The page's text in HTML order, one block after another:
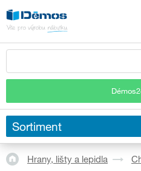
Sortiment
Hrany, lišty a lepidla